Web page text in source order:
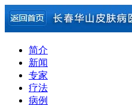
简介
新闻
专家
疗法
病例